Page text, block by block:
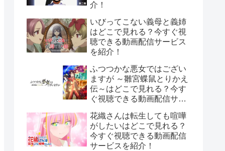
介！
いびってこない義母と義姉
はどこで見れる？今すぐ視
聴できる動画配信サービス
を紹介！
ふつつかな悪女ではござい
ますが ～雛宮蝶鼠とりかえ
伝～はどこで見れる？今す
ぐ視聴できる動画配信サー
花織さんは転生しても喧嘩
がしたいはどこで見れる？
今すぐ視聴できる動画配信
サービスを紹介！